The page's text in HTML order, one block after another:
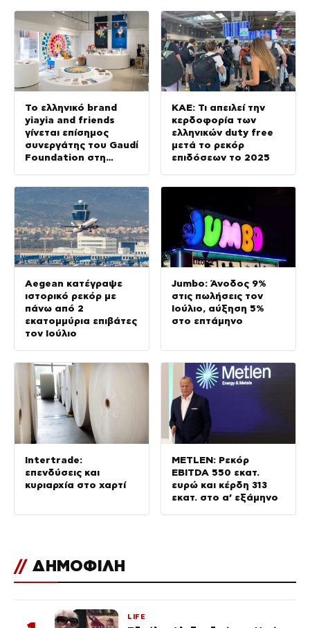
Το ελληνικό brand
yiayia and friends
γίνεται επίσημος
συνεργάτης του Gaudí
Foundation στη
ΚΑΕ: Τι απειλεί την
κερδοφορία των
ελληνικών duty free
μετά το ρεκόρ
επιδόσεων το 2025
Aegean κατέγραψε
ιστορικό ρεκόρ με
πάνω από 2
εκατομμύρια επιβάτες
τον Ιούλιο
Jumbo: Άνοδος 9%
στις πωλήσεις τον
Ιούλιο, αύξηση 5%
στο επτάμηνο
Intertrade:
επενδύσεις και
κυριαρχία στο χαρτί
METLEN: Ρεκόρ
EBITDA 550 εκατ.
ευρώ και κέρδη 313
εκατ. στο α’ εξάμηνο
// ΔΗΜΟΦΙΛΗ
LIFE